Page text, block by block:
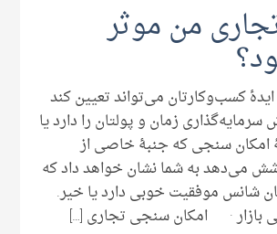
تجاری من موثر
ایدۀ کسب‌وکارتان می­‌تواند تعیین کند
سرمایه‌گذاری زمان و پولتان را دارد یا
امکان سنجی که جنبۀ خاصی از
می‌­دهد به شما نشان خواهد داد که
شانس موفقیت خوبی دارد یا خیر.
· امکان سنجی تجاری […]